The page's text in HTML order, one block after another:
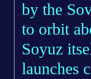
by the
to orbit
Soyuz
launches